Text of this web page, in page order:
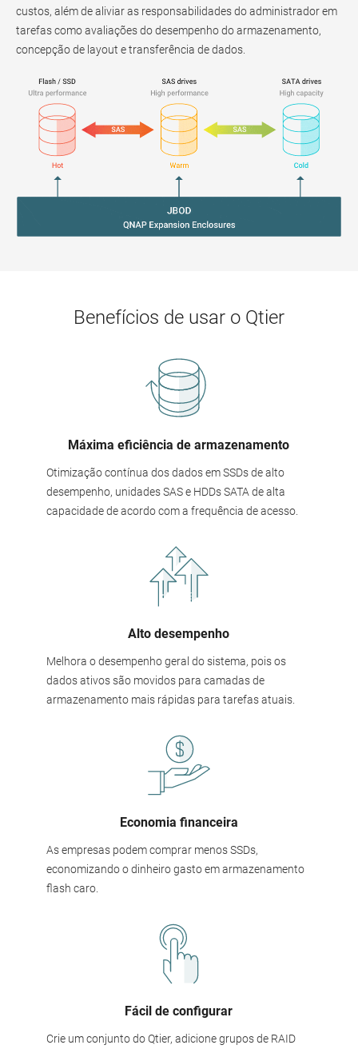
custos, além de aliviar as responsabilidades do administrador em
tarefas como avaliações do desempenho do armazenamento,
concepção de layout e transferência de dados.
Benefícios de usar o Qtier
Máxima eficiência de armazenamento
Otimização contínua dos dados em SSDs de alto
desempenho, unidades SAS e HDDs SATA de alta
capacidade de acordo com a frequência de acesso.
Alto desempenho
Melhora o desempenho geral do sistema, pois os
dados ativos são movidos para camadas de
armazenamento mais rápidas para tarefas atuais.
Economia financeira
As empresas podem comprar menos SSDs,
economizando o dinheiro gasto em armazenamento
flash caro.
Fácil de configurar
Crie um conjunto do Qtier, adicione grupos de RAID